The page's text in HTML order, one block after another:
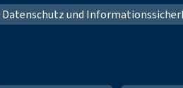
Datenschutz und